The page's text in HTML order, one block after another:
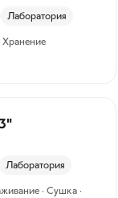
Лаборатория
Хранение
Лаборатория
· Сушка ·